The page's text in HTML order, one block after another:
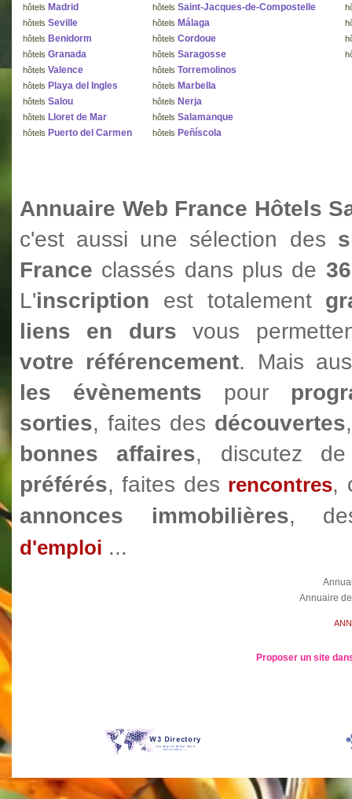
hôtels Madrid
hôtels Seville
hôtels Benidorm
hôtels Granada
hôtels Valence
hôtels Playa del Ingles
hôtels Salou
hôtels Lloret de Mar
hôtels Puerto del Carmen
hôtels Saint-Jacques-de-Compostelle
hôtels Málaga
hôtels Cordoue
hôtels Saragosse
hôtels Torremolinos
hôtels Marbella
hôtels Nerja
hôtels Salamanque
hôtels Peñíscola
Annuaire Web France Hôtels
c'est aussi une sélection des
France classés dans plus de
L'inscription est totalement
liens en dursvous
votre référencement. Mais
les évènements pour
sorties, faites des découvertes
bonnes affaires, discutez
préférés, faites des rencontres,
annonces immobilières,
d'emploi ...
Annuaire
Proposer un site